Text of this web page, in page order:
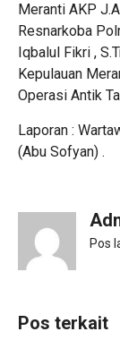
Meranti AKP
Resnarkoba
Iqbalul Fikri ,
Kepulauan
Operasi Antik
Laporan :
(Abu Sofyan) .
Pos
Pos terkait